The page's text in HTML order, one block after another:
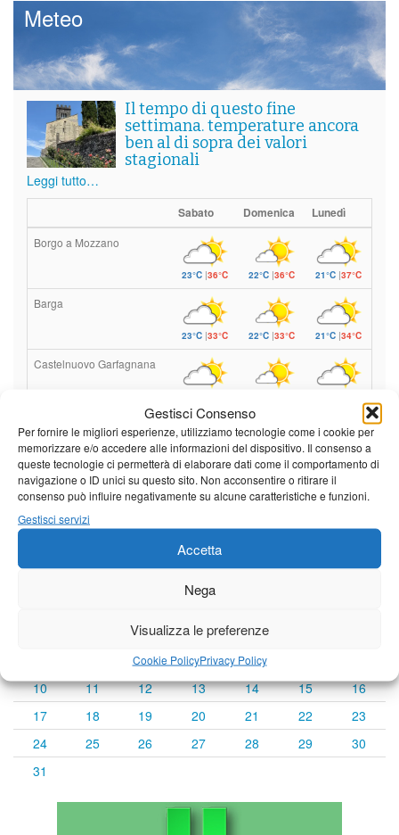
Gestisci Consenso
Per fornire le migliori esperienze, utilizziamo tecnologie come i cookie per
memorizzare e/o accedere alle informazioni del dispositivo. Il consenso a
queste tecnologie ci permetterà di elaborare dati come il comportamento di
navigazione o ID unici su questo sito. Non acconsentire o ritirare il
consenso può influire negativamente su alcune caratteristiche e funzioni.
Gestisci servizi
Accetta
Nega
Visualizza le preferenze
Cookie PolicyPrivacy Policy
Meteo
Il tempo di questo fine
settimana. temperature ancora
ben al di sopra dei valori
stagionali
Leggi tutto…
Sabato Domenica Lunedì
Borgo a Mozzano
23°C|36°C 22°C|36°C 21°C |37°C
Barga
23°C|33°C 22°C|33°C 21°C |34°C
Castelnuovo Garfagnana
Previsioni a cura di:
Calendario eventi
« Lug Agosto 2026
Set »
G
5 6 7
10
11 12 13 14 15
16
17
18 19 20 21 22
23
24
25 26 27 28 29
30
31